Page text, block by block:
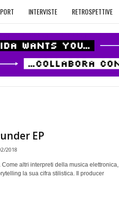
INTERVISTE RETROSPETTIVE
EP
2018
altri interpreti della musica elettronica,
la sua cifra stilistica. Il producer